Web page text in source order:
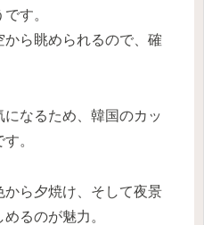
す。
ら眺められるので、確
なるため、韓国のカッ
。
ら夕焼け、そして夜景
るのが魅力。